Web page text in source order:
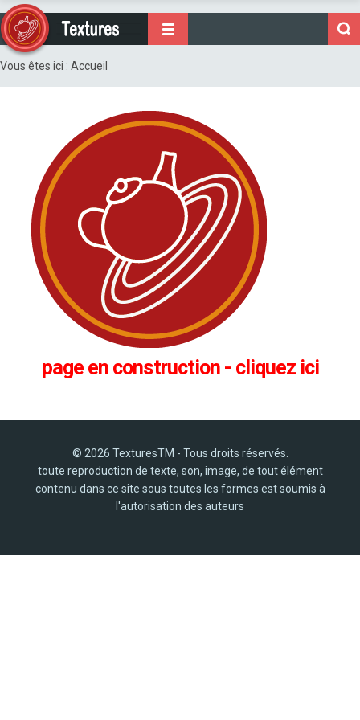
Vous êtes ici : Accueil
page en construction - cliquez ici
© 2026 TexturesTM - Tous droits réservés.
toute reproduction de texte, son, image, de tout élément
contenu dans ce site sous toutes les formes est soumis à
l'autorisation des auteurs